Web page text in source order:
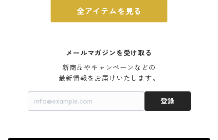
全アイテムを見る
メールマガジンを受け取る
新商品やキャンペーンなどの
最新情報をお届けいたします。
登録